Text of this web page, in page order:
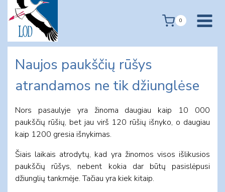
content
0
Naujos paukščių rūšys
atrandamos ne tik džiunglėse
Nors pasaulyje yra žinoma daugiau kaip 10 000
paukščių rūšių, bet jau virš 120 rūšių išnyko, o daugiau
kaip 1200 gresia išnykimas.
Šiais laikais atrodytų, kad yra žinomos visos išlikusios
paukščių rūšys, nebent kokia dar būtų pasislėpusi
džiunglių tankmėje. Tačiau yra kiek kitaip.